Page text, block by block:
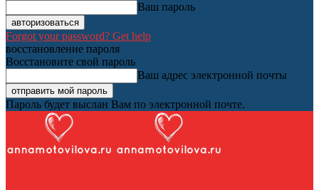
Ваш пароль
Forgot your password? Get help
восстановление пароля
Восстановите свой пароль
Ваш адрес электронной почты
Пароль будет выслан Вам по электронной почте.